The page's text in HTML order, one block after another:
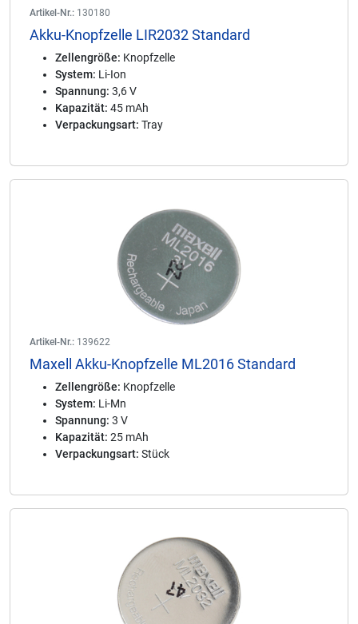
Artikel-Nr.: 130180
Akku-Knopfzelle LIR2032 Standard
Zellengröße: Knopfzelle
System: Li-Ion
Spannung: 3,6 V
Kapazität: 45 mAh
Verpackungsart: Tray
Artikel-Nr.: 139622
Maxell Akku-Knopfzelle ML2016 Standard
Zellengröße: Knopfzelle
System: Li-Mn
Spannung: 3 V
Kapazität: 25 mAh
Verpackungsart: Stück